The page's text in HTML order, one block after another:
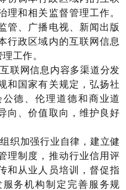
理和相关监督管理工作。
管、广播电视、新闻出版
行政区域内的互联网信息
工作。
联网信息内容多渠道分发
和国家有关规定 ，弘扬社
德、伦理道德和商业道
向、价值取向，维护良好
织加强行业自律，建立健
理制度， 推动行业信用评
和从业人员培训，督促指
服务机构制定完善服务规